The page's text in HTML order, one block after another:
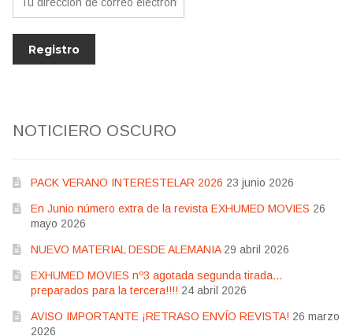
NOTICIERO OSCURO
PACK VERANO INTERESTELAR 2026 23 junio 2026
En Junio número extra de la revista EXHUMED MOVIES 26
mayo 2026
NUEVO MATERIAL DESDE ALEMANIA 29 abril 2026
EXHUMED MOVIES nº3 agotada segunda tirada…
preparados para la tercera!!!! 24 abril 2026
AVISO IMPORTANTE ¡RETRASO ENVÍO REVISTA! 26 marzo
2026